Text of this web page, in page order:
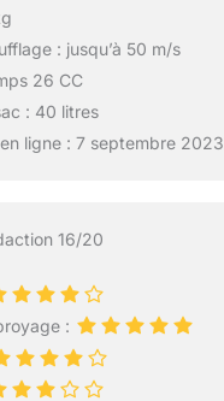
: jusqu’à 50 m/s
26 CC
: 40 litres
ligne : 7 septembre 2023
16/20
: